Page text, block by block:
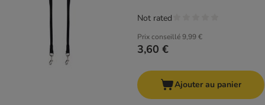
Prix conseillé9,99 €
3,60 €
Not rated
Ajouter au panier